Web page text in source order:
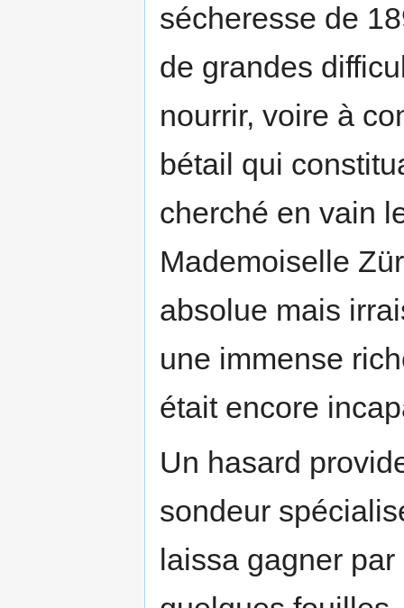
sécheresse de
de grandes
nourrir, voire à
bétail qui
cherché en vain
Mademoiselle
absolue mais
une immense
était encore
Un hasard
sondeur
laissa gagner